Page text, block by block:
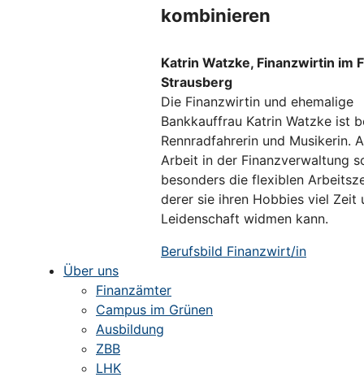
kombinieren
Katrin Watzke, Finanzwirtin im
Strausberg
Die Finanzwirtin und ehemalige
Bankkauffrau Katrin Watzke ist
Rennradfahrerin und Musikerin.
Arbeit in der Finanzverwaltung
besonders die flexiblen
derer sie ihren Hobbies viel Zeit
Leidenschaft widmen kann.
Berufsbild Finanzwirt/in
Über uns
Finanzämter
Campus im Grünen
Ausbildung
ZBB
LHK